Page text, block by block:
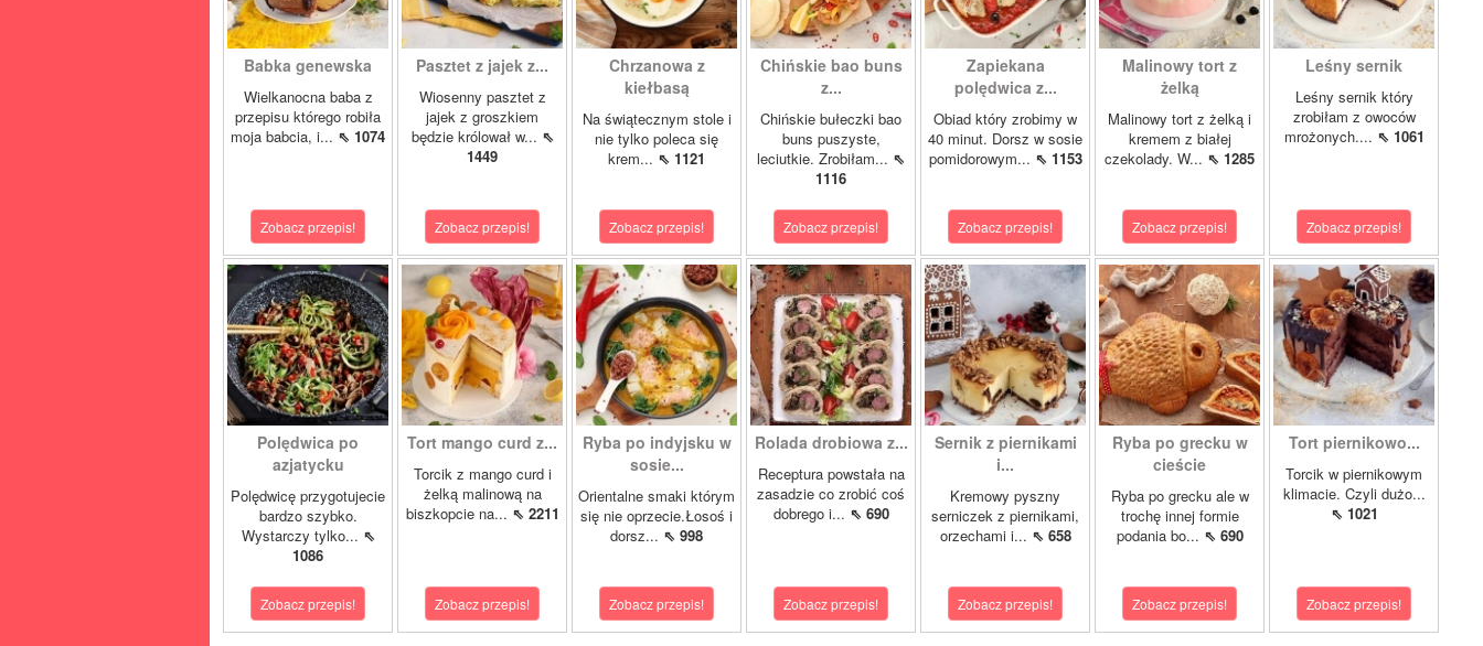
Babka genewska
Wielkanocna baba z
przepisu którego robiła
moja babcia, i... ⇖ 1074
Zobacz przepis!
Pasztet z jajek z...
Wiosenny pasztet z
jajek z groszkiem
będzie królował w... ⇖
1449
Zobacz przepis!
Chrzanowa z
kiełbasą
Na świątecznym stole i
nie tylko poleca się
krem... ⇖ 1121
Zobacz przepis!
Chińskie bao buns
z...
Chińskie bułeczki bao
buns puszyste,
leciutkie. Zrobiłam... ⇖
1116
Zobacz przepis!
Zapiekana
polędwica z...
Obiad który zrobimy w
40 minut. Dorsz w sosie
pomidorowym... ⇖ 1153
Zobacz przepis!
Malinowy tort z
żelką
Malinowy tort z żelką i
kremem z białej
czekolady. W... ⇖ 1285
Zobacz przepis!
Leśny sernik
Leśny sernik który
zrobiłam z owoców
mrożonych.... ⇖ 1061
Zobacz przepis!
Polędwica po
azjatycku
Polędwicę przygotujecie
bardzo szybko.
Wystarczy tylko... ⇖
1086
Zobacz przepis!
Tort mango curd z...
Torcik z mango curd i
żelką malinową na
biszkopcie na... ⇖ 2211
Zobacz przepis!
Ryba po indyjsku w
sosie...
Orientalne smaki którym
się nie oprzecie.Łosoś i
dorsz... ⇖ 998
Zobacz przepis!
Rolada drobiowa z...
Receptura powstała na
zasadzie co zrobić coś
dobrego i... ⇖ 690
Zobacz przepis!
Sernik z piernikami
i...
Kremowy pyszny
serniczek z piernikami,
orzechami i... ⇖ 658
Zobacz przepis!
Ryba po grecku w
cieście
Ryba po grecku ale w
trochę innej formie
podania bo... ⇖ 690
Zobacz przepis!
Tort piernikowo...
Torcik w piernikowym
klimacie. Czyli dużo...
⇖ 1021
Zobacz przepis!